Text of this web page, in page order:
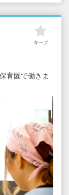
キープ
育園で働きま